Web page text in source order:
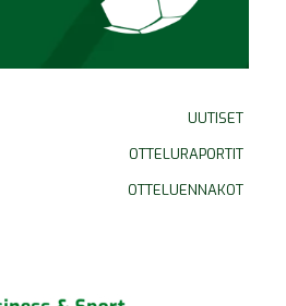
UUTISET
OTTELURAPORTIT
OTTELUENNAKOT